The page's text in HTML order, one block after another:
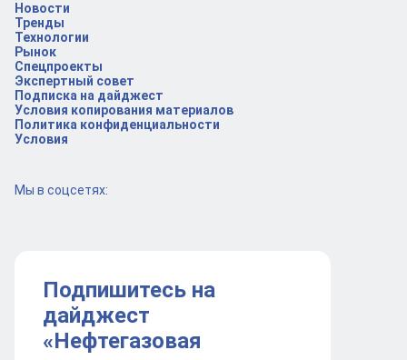
Новости
Тренды
Технологии
Рынок
Спецпроекты
Экспертный совет
Подписка на дайджест
Условия копирования материалов
Политика конфиденциальности
Условия
Мы в соцсетях:
Подпишитесь на
дайджест
«Нефтегазовая